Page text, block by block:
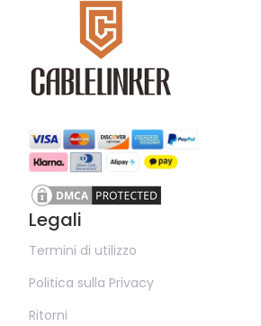
Legali
Termini di utilizzo
Politica sulla Privacy
Ritorni